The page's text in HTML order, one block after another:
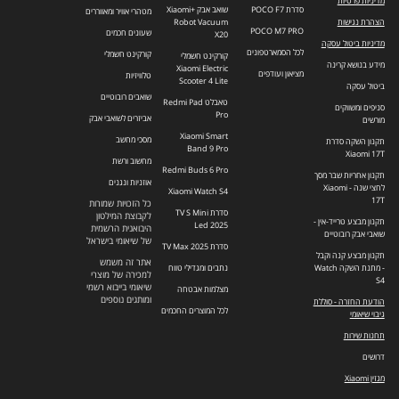
הצהרת נגישות
מדיניות ביטול עסקה
מידע בנושא קרינה
ביטול עסקה
סניפים ומשווקים
מורשים
תקנון השקה סדרת
Xiaomi 17T
תקנון אחריות שבר מסך
לחצי שנה - Xiaomi
17T
תקנון מבצע טרייד-אין -
שואבי אבק רובוטיים
תקנון מבצע קנה וקבל
- מתנת השקה Watch
S4
הודעת החזרה - סוללת
גיבוי שיאומי
תחנות שירות
דרושים
מגזין Xiaomi
סדרת POCO F7
POCO M7 PRO
לכל הסמארטפונים
מציאון ועודפים
שואב אבק +Xiaomi
Robot Vacuum
X20
קורקינט חשמלי
Xiaomi Electric
Scooter 4 Lite
טאבלט Redmi Pad
Pro
Xiaomi Smart
Band 9 Pro
Redmi Buds 6 Pro
Xiaomi Watch S4
סדרת TV S Mini
Led 2025
סדרת TV Max 2025
נתבים ומגדילי טווח
מצלמות אבטחה
לכל המוצרים החכמים
מטהרי אוויר ומאווררים
שעונים חכמים
קורקינט חשמלי
טלוויזיות
שואבים רובוטיים
אביזרים לשואבי אבק
מסכי מחשב
מחשוב ורשת
אוזניות ונגנים
כל הזכויות שמורות
לקבוצת המילטון
היבואנית הרשמית
של שיאומי בישראל
אתר זה משמש
למכירה של מוצרי
שיאומי בייבוא רשמי
ומותגים נוספים